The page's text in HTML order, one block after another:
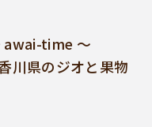
awai-time ～
川県のジオと果物